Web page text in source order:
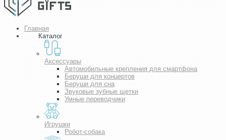
Главная
Каталог
Аксессуары
Автомобильные крепления для смартфона
Беруши для концертов
Беруши для сна
Звуковые зубные щетки
Умные переводчики
Игрушки
Робот-собака